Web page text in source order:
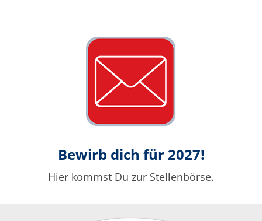
Bewirb dich für 2027!
Hier kommst Du zur Stellenbörse.